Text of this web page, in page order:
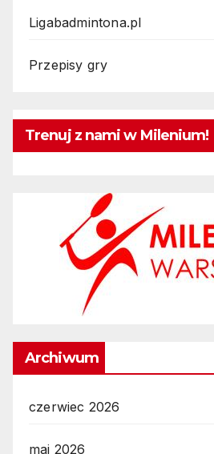
Ligabadmintona.pl
Przepisy gry
Trenuj z nami w Milenium!
Archiwum
czerwiec 2026
maj 2026